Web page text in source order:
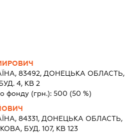
83492, ДОНЕЦЬКА ОБЛАСТЬ,
4, КВ 2
фонду (грн.): 500 (50 %)
84331, ДОНЕЦЬКА ОБЛАСТЬ,
БУД. 107, КВ 123